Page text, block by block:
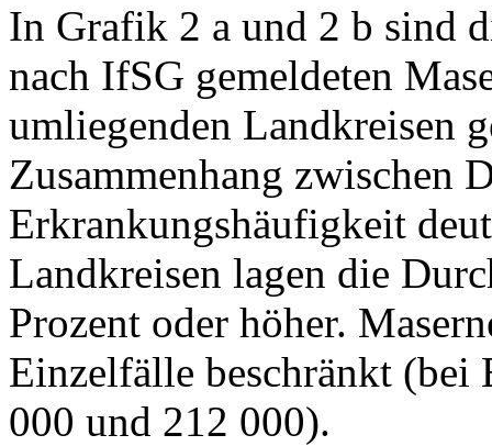
In Grafik 2 a und 2 b sind
nach IfSG gemeldeten
umliegenden Landkreisen
Zusammenhang zwischen
Erkrankungshäufigkeit
Landkreisen lagen die
Prozent oder höher.
Einzelfälle beschränkt (bei
000 und 212 000).